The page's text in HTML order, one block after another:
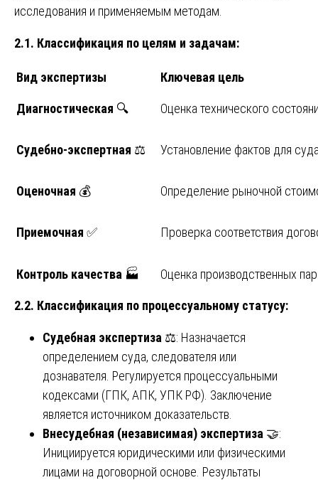
исследования и применяемым методам.
2.1. Классификация по целям и задачам:
Вид экспертизы Ключевая цель
Диагностическая 🔍 Оценка технического
Судебно-экспертная ⚖️ Установление фактов для
Оценочная 💰 Определение рыночной
Приемочная ✅ Проверка соответствия
Контроль качества 🏭 Оценка производственных
2.2. Классификация по процессуальному статусу:
Судебная экспертиза ⚖️: Назначается
определением суда, следователя или
дознавателя. Регулируется процессуальными
кодексами (ГПК, АПК, УПК РФ). Заключение
является источником доказательств.
Внесудебная (независимая) экспертиза 🤝:
Инициируется юридическими или физическими
лицами на договорной основе. Результаты